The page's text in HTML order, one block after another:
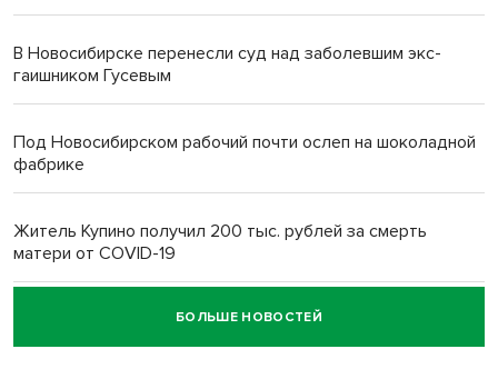
В Новосибирске перенесли суд над заболевшим экс-
гаишником Гусевым
Под Новосибирском рабочий почти ослеп на шоколадной
фабрике
Житель Купино получил 200 тыс. рублей за смерть
матери от COVID-19
Новосибирский суд наказал водителя за смерть
пенсионерки на вокзале
БОЛЬШЕ НОВОСТЕЙ